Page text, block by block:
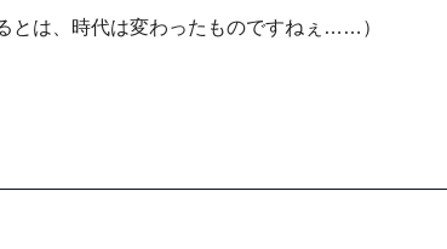
とは、時代は変わったものですねぇ……）